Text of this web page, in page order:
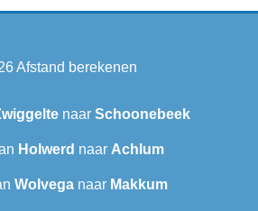
Afstand berekenen
naar Schoonebeek
Holwerd naar Achlum
Wolvega naar Makkum